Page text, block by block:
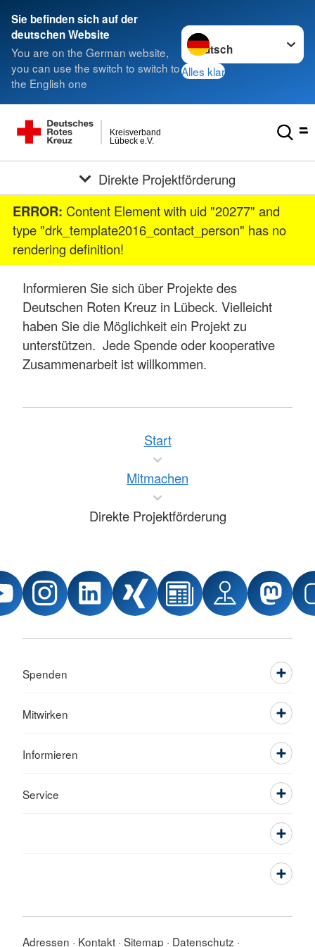
Sie befinden sich auf der
deutschen Website
You are on the German website,
you can use the switch to switch to
the English one
Sprache wechseln zu
Alles klar
Lübeck e.V.
Kreisverband
Direkte Projektförderung
ERROR: Content Element with uid "20277" and
type "drk_template2016_contact_person" has no
rendering definition!
Informieren Sie sich über Projekte des
Deutschen Roten Kreuz in Lübeck. Vielleicht
haben Sie die Möglichkeit ein Projekt zu
unterstützen. Jede Spende oder kooperative
Zusammenarbeit ist willkommen.
Start
Mitmachen
Direkte Projektförderung
Spenden
Mitwirken
Informieren
Service
Adressen Kontakt Sitemap Datenschutz